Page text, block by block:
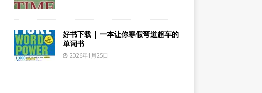
好书下载 | 一本让你寒假弯道超车的
单词书
2026年1月25日